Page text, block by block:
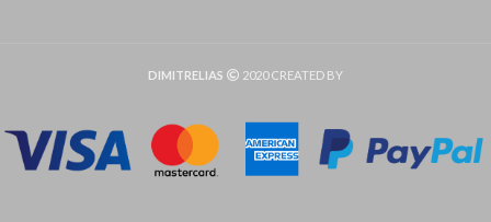
DIMITRELIAS 2020 CREATED BY